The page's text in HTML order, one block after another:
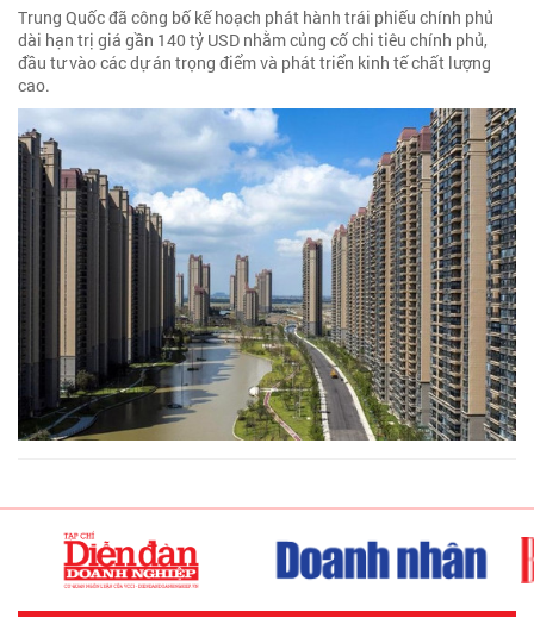
Trung Quốc đã công bố kế hoạch phát hành trái phiếu chính phủ
dài hạn trị giá gần 140 tỷ USD nhằm củng cố chi tiêu chính phủ,
đầu tư vào các dự án trọng điểm và phát triển kinh tế chất lượng
cao.